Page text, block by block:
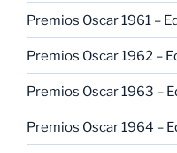
Premios Oscar 1961 –
Premios Oscar 1962 –
Premios Oscar 1963 –
Premios Oscar 1964 –